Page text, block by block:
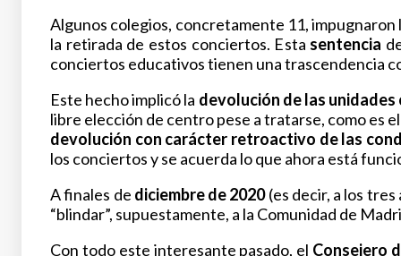
Algunos colegios, concretamente 11,
la retirada de estos conciertos. Esta sentencia
conciertos educativos tienen una trascendencia
Este hecho implicó la devolución de las
libre elección de centro pese a tratarse, como es
devolución con carácter retroactivo de las
los conciertos y se acuerda lo que ahora está
A finales de diciembre de 2020(es decir, a los
“blindar”, supuestamente, a la Comunidad de
Con todo este interesante pasado, el Consejero